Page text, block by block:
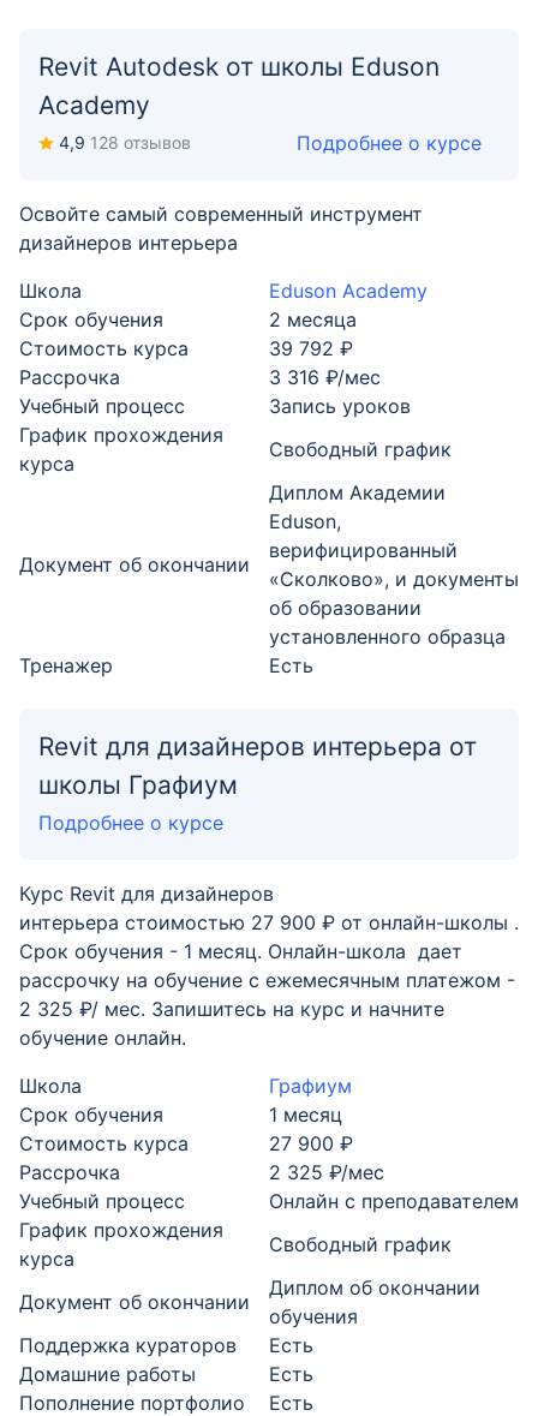
Revit Autodesk от школы Eduson
Academy
4,9 128 отзывов Подробнее о курсе
Освойте самый современный инструмент
дизайнеров интерьера
Школа
Eduson Academy
Срок обучения
2 месяца
Стоимость курса
39 792 ₽
Рассрочка
3 316 ₽/мес
Учебный процесс
Запись уроков
График прохождения
курса
Свободный график
Документ об окончании
Диплом Академии
Eduson,
верифицированный
«Сколково», и документы
об образовании
установленного образца
Тренажер
Есть
Revit для дизайнеров интерьера от
школы Графиум
Подробнее о курсе
Курс Revit для дизайнеров
интерьера стоимостью 27 900 ₽ от онлайн-школы .
Срок обучения - 1 месяц. Онлайн-школа дает
рассрочку на обучение с ежемесячным платежом -
2 325 ₽/ мес. Запишитесь на курс и начните
обучение онлайн.
Школа
Графиум
Срок обучения
1 месяц
Стоимость курса
27 900 ₽
Рассрочка
2 325 ₽/мес
Учебный процесс
Онлайн с преподавателем
График прохождения
курса
Свободный график
Документ об окончании
Диплом об окончании
обучения
Поддержка кураторов
Есть
Домашние работы
Есть
Пополнение портфолио
Есть